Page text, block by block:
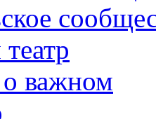
о важном